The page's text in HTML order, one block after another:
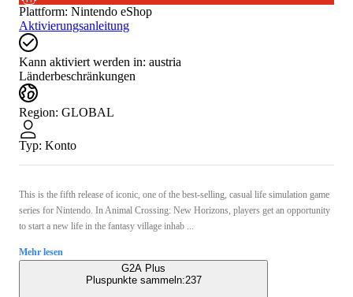
Plattform: Nintendo eShop
Aktivierungsanleitung
Kann aktiviert werden in: austria
Länderbeschränkungen
Region: GLOBAL
Typ: Konto
This is the fifth release of iconic, one of the best-selling, casual life simulation game
series for Nintendo. In Animal Crossing: New Horizons, players get an opportunity
to start a new life in the fantasy village inhab ...
Mehr lesen
G2A Plus
Pluspunkte sammeln:237